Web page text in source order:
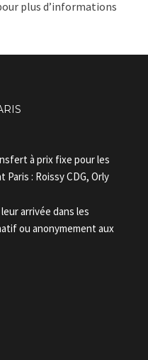
plus d’informations
à prix fixe pour les
: Roissy CDG, Orly
arrivée dans les
ou anonymement aux